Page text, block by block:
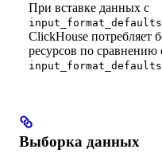
При вставке данных с
ClickHouse потребляет
ресурсов по сравнению
Выборка данных